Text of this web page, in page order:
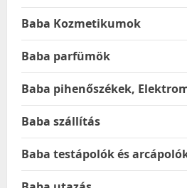
Baba Kozmetikumok
Baba parfümök
Baba pihenőszékek,
Baba szállítás
Baba testápolók és